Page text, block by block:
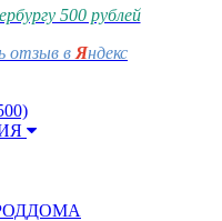
500 рублей
отзыв в Яндекс